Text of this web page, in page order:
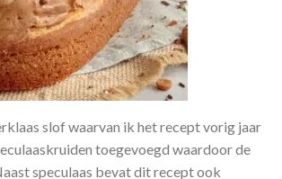
slof waarvan ik het recept vorig jaar
toegevoegd waardoor de
speculaas bevat dit recept ook